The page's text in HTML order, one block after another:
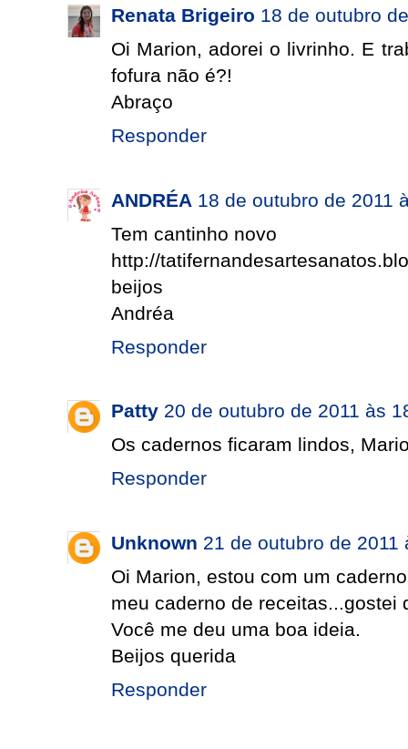
Renata Brigeiro 18 de outubro
Oi Marion, adorei o livrinho. E
fofura não é?!
Abraço
Responder
ANDRÉA 18 de outubro de 2011
Tem cantinho novo
http://
beijos
Andréa
Responder
Patty 20 de outubro de 2011 às
Os cadernos ficaram lindos,
Responder
Unknown 21 de outubro de 2011
Oi Marion, estou com um
meu caderno de receitas...gostei
Você me deu uma boa ideia.
Beijos querida
Responder